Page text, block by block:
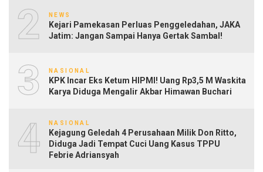
2 NEWS
Kejari Pamekasan Perluas Penggeledahan, JAKA
Jatim: Jangan Sampai Hanya Gertak Sambal!
3 NASIONAL
KPK Incar Eks Ketum HIPMI! Uang Rp3,5 M Waskita
Karya Diduga Mengalir Akbar Himawan Buchari
4 NASIONAL
Kejagung Geledah 4 Perusahaan Milik Don Ritto,
Diduga Jadi Tempat Cuci Uang Kasus TPPU
Febrie Adriansyah